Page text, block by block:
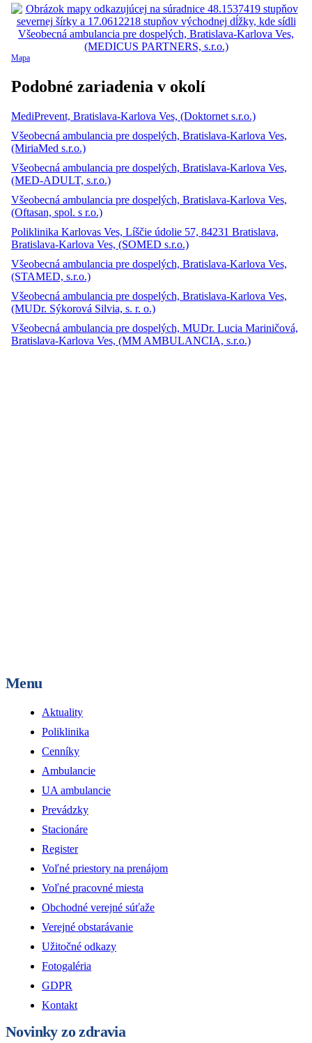
Menu
Aktuality
Poliklinika
Cenníky
Ambulancie
UA ambulancie
Prevádzky
Stacionáre
Register
Voľné priestory na prenájom
Voľné pracovné miesta
Obchodné verejné súťaže
Verejné obstarávanie
Užitočné odkazy
Fotogaléria
GDPR
Kontakt
Novinky zo zdravia